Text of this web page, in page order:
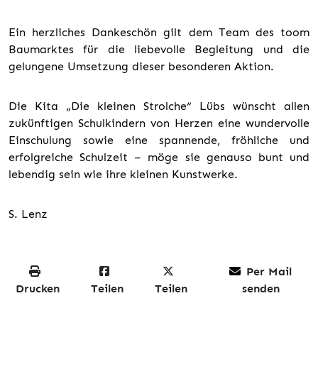
Ein herzliches Dankeschön gilt dem Team des toom
Baumarktes für die liebevolle Begleitung und die
gelungene Umsetzung dieser besonderen Aktion.
Die Kita „Die kleinen Strolche“ Lübs wünscht allen
zukünftigen Schulkindern von Herzen eine wundervolle
Einschulung sowie eine spannende, fröhliche und
erfolgreiche Schulzeit – möge sie genauso bunt und
lebendig sein wie ihre kleinen Kunstwerke.
S. Lenz
Drucken Teilen Teilen
Per Mail
senden